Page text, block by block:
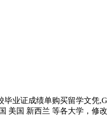
业证成绩单购买留学文凭
国 新西兰 等各大学，修